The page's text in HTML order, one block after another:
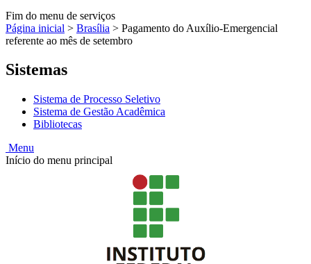
Fim do menu de serviços
Página inicial > Brasília > Pagamento do Auxílio-Emergencial
referente ao mês de setembro
Sistemas
Sistema de Processo Seletivo
Sistema de Gestão Acadêmica
Bibliotecas
Menu
Início do menu principal